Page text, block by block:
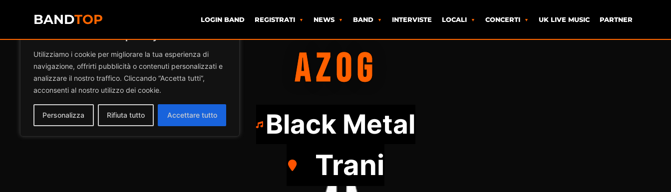
Utilizziamo i cookie per migliorare la tua esperienza di
navigazione, offrirti pubblicità o contenuti personalizzati e
analizzare il nostro traffico. Cliccando “Accetta tutti”,
acconsenti al nostro utilizzo dei cookie.
Personalizza Rifiuta tutto Accettare tutto
BANDTOP LOGIN BAND REGISTRATI NEWS BAND INTERVISTE LOCALI CONCERTI UK LIVE MUSIC PARTNER
AZOG
Black Metal
Trani